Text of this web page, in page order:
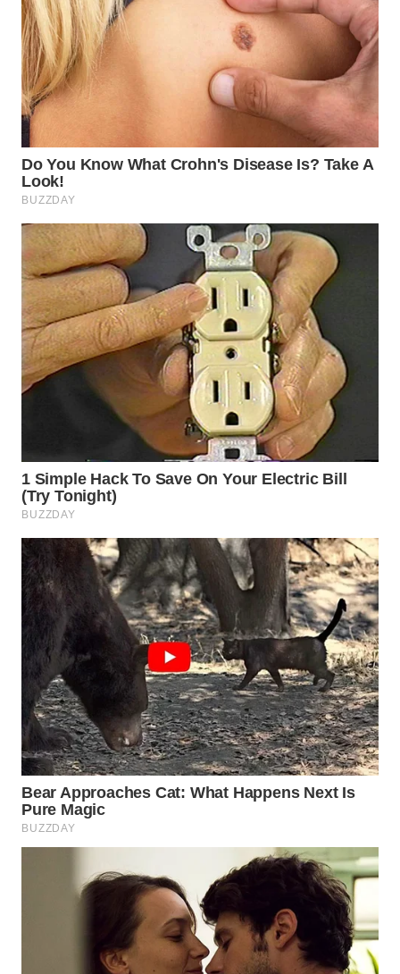
TANGERANG
WN
BINJAI
WN
INDRAMAYU
WN
KUNINGAN
WN
MAJALENGKA
SUKABUMI
WN
PURWAKARTA
WN
PRIANGAN
TIMUR
WN
SEMARANG
WN
SOLO
WN
BOROBUDUR
MADURA